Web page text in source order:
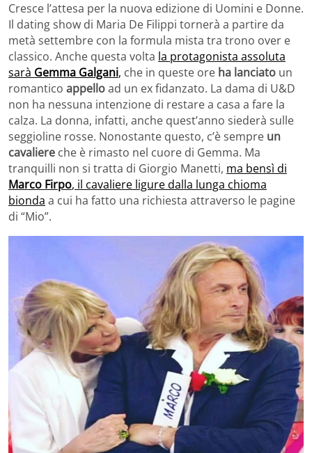
Cresce l’attesa per la nuova edizione di Uomini e Donne.
Il dating show di Maria De Filippi tornerà a partire da
metà settembre con la formula mista tra trono over e
classico. Anche questa volta la protagonista assoluta
sarà Gemma Galgani, che in queste ore ha lanciato un
romantico appelload un ex fidanzato. La dama di U&D
non ha nessuna intenzione di restare a casa a fare la
calza. La donna, infatti, anche quest’anno siederà sulle
seggioline rosse. Nonostante questo, c’è sempre un
cavaliere che è rimasto nel cuore di Gemma. Ma
tranquilli non si tratta di Giorgio Manetti, ma bensì di
Marco Firpo, il cavaliere ligure dalla lunga chioma
bionda a cui ha fatto una richiesta attraverso le pagine
di “Mio”.